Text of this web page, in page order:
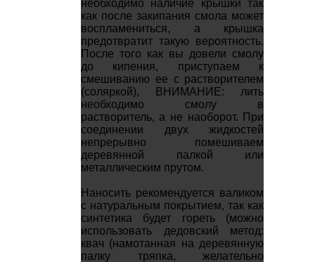
необходимо наличие крышки так
как после закипания смола может
воспламениться, а крышка
предотвратит такую вероятность.
После того как вы довели смолу
до кипения, приступаем к
смешиванию ее с растворителем
(соляркой), ВНИМАНИЕ: лить
необходимо смолу в
растворитель, а не наоборот. При
соединении двух жидкостей
непрерывно помешиваем
деревянной палкой или
металлическим прутом.
Наносить рекомендуется валиком
с натуральным покрытием, так как
синтетика будет гореть (можно
использовать дедовский метод:
квач (намотанная на деревянную
палку тряпка, желательно